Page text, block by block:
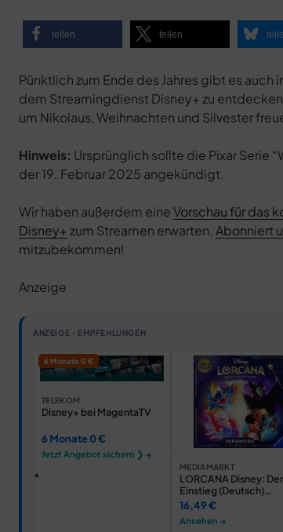
teilen teilen
Pünktlich zum Ende des Jahres gibt es
dem Streamingdienst Disney+ zu
um Nikolaus, Weihnachten und Silvester
Hinweis: Ursprünglich sollte die Pixar Serie
der 19. Februar 2025 angekündigt.
Wir haben außerdem eineVorschau für das
Disney+zum Streamen erwarten. Abonniert
mitzubekommen!
Anzeige
ANZEIGE · EMPFEHLUNGEN
6 Monate 0 €
TELEKOM
Disney+ bei MagentaTV
6 Monate 0 €
Jetzt Angebot sichern ❯ →
MEDIAMARKT
LORCANA Disney: Der
Einstieg (Deutsch)
Brettspiel Mehrfarbig
16,49 €
Ansehen →